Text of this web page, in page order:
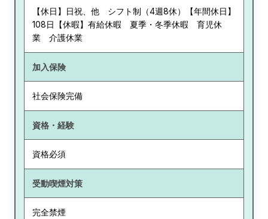
【休日】日祝、他 シフト制（4週8休）【年間休日】
108日【休暇】有給休暇 夏季・冬季休暇 育児休
業 介護休業
加入保険
社会保険完備
資格・経験
資格必須
受動喫煙対策
完全禁煙